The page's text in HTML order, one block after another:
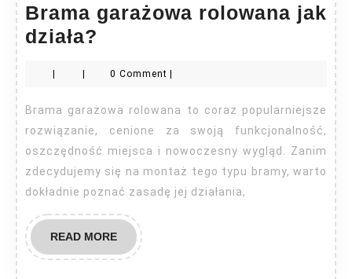
Brama garażowa rolowana jak
działa?
rolowana
jak
działa?
| | 0 Comment |
Brama garażowa rolowana to coraz popularniejsze
rozwiązanie, cenione za swoją funkcjonalność,
oszczędność miejsca i nowoczesny wygląd. Zanim
zdecydujemy się na montaż tego typu bramy, warto
dokładnie poznać zasadę jej działania,
READ MOREREAD
MORE